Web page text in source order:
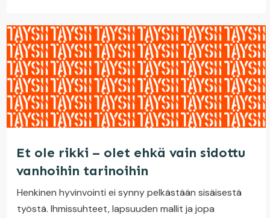
Et ole rikki – olet ehkä vain sidottu
vanhoihin tarinoihin
Henkinen hyvinvointi ei synny pelkästään sisäisestä
työstä. Ihmissuhteet, lapsuuden mallit ja jopa